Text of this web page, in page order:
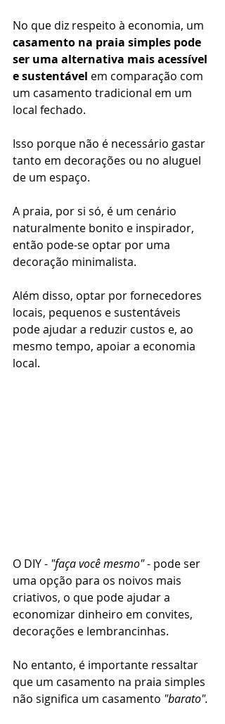
No que diz respeito à economia, um
casamento na praia simples pode
ser uma alternativa mais acessível
e sustentável em comparação com
um casamento tradicional em um
local fechado.
Isso porque não é necessário gastar
tanto em decorações ou no aluguel
de um espaço.
A praia, por si só, é um cenário
naturalmente bonito e inspirador,
então pode-se optar por uma
decoração minimalista.
Além disso, optar por fornecedores
locais, pequenos e sustentáveis
pode ajudar a reduzir custos e, ao
mesmo tempo, apoiar a economia
local.
O DIY - "faça você mesmo" - pode ser
uma opção para os noivos mais
criativos, o que pode ajudar a
economizar dinheiro em convites,
decorações e lembrancinhas.
No entanto, é importante ressaltar
que um casamento na praia simples
não significa um casamento "barato".